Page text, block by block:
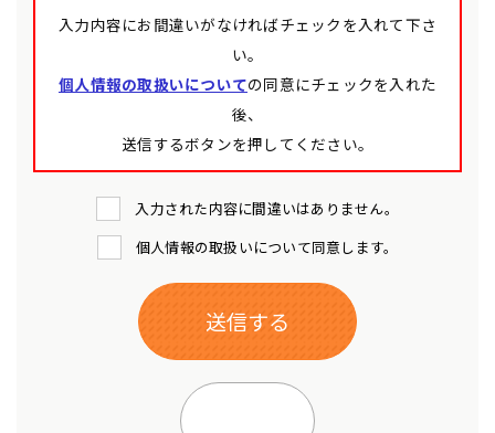
入力内容にお間違いがなければチェックを入れて下さ
い。
個人情報の取扱いについての同意にチェックを入れた
後、
送信するボタンを押してください。
入力された内容に間違いはありません。
個人情報の取扱いについて同意します。